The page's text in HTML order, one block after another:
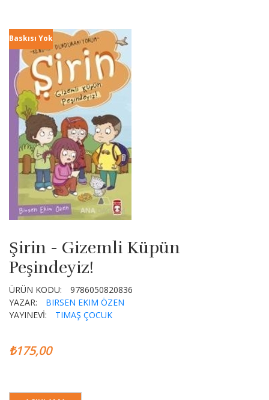
Baskısı Yok
Şirin - Gizemli Küpün
Peşindeyiz!
ÜRÜN KODU:
9786050820836
YAZAR:
BIRSEN EKIM ÖZEN
YAYINEVİ:
TIMAŞ ÇOCUK
₺175,00